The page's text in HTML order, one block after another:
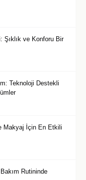
Şıklık ve Konforu Bir
Teknoloji Destekli
Makyaj İçin En Etkili
Rutininde